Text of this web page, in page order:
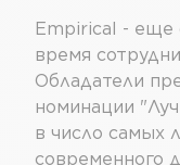
Empirical - еще
время
Обладатели
номинации
в число самых
современного